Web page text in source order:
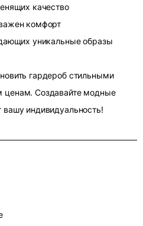
качество
комфорт
уникальные образы
гардероб стильными
ценам. Создавайте модные
индивидуальность!